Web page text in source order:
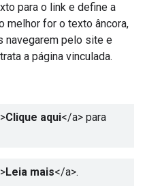
para o link e define a
melhor for o texto âncora,
navegarem pelo site e
a página vinculada.
Clique aqui</a> para
Leia mais</a>.